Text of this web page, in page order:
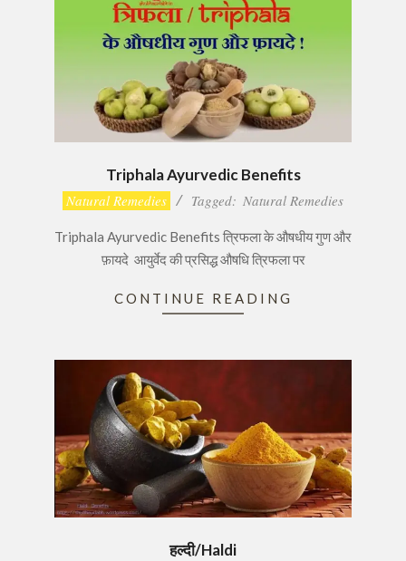
Triphala Ayurvedic Benefits
2016-
27
Natural Remedies Tagged: Natural Remedies
Triphala Ayurvedic Benefits त्रिफला के औषधीय गुण और
फ़ायदे आयुर्वेद की प्रसिद्ध औषधि त्रिफला पर
CONTINUE READING
हल्दी/Haldi